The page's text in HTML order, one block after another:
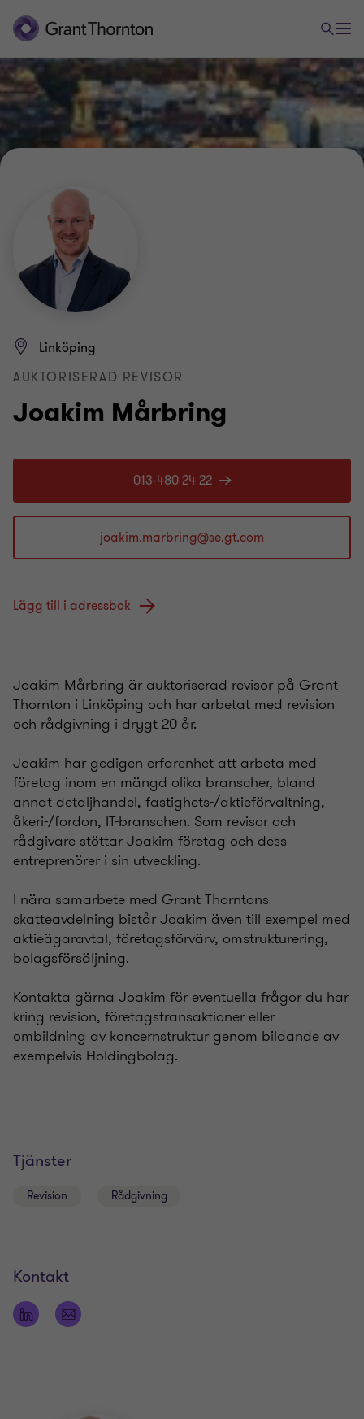
Joakim Mårbring
Linköping
AUKTORISERAD REVISOR
013-480 24 22
Lägg till i adressbok
Joakim Mårbring är auktoriserad revisor på Grant
Thornton i Linköping och har arbetat med revision
och rådgivning i drygt 20 år.
Joakim har gedigen erfarenhet att arbeta med
företag inom en mängd olika branscher, bland
annat detaljhandel, fastighets-/aktieförvaltning,
åkeri-/fordon, IT-branschen. Som revisor och
rådgivare stöttar Joakim företag och dess
entreprenörer i sin utveckling.
I nära samarbete med Grant Thorntons
skatteavdelning bistår Joakim även till exempel med
aktieägaravtal, företagsförvärv, omstrukturering,
bolagsförsäljning.
Kontakta gärna Joakim för eventuella frågor du har
kring revision, företagstransaktioner eller
ombildning av koncernstruktur genom bildande av
exempelvis Holdingbolag.
Tjänster
Revision Rådgivning
Kontakt